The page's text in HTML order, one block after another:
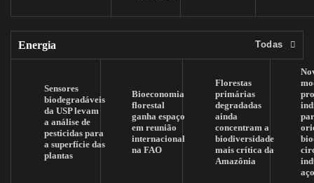
Energia Todas
Sensores
biodegradáveis
da USP levam
a análise de
pesticidas para
a superfície das
plantas
Bioeconomia
florestal
ganha espaço
em reunião
internacional
na FAO
Florestas
primárias
degradadas
ainda
concentram a
biodiversidade
mais crítica da
Amazônia